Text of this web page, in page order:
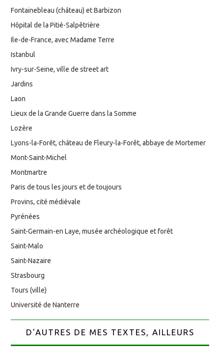
Fontainebleau (château) et Barbizon
Hôpital de la Pitié-Salpêtrière
Ile-de-France, avec Madame Terre
Istanbul
Ivry-sur-Seine, ville de street art
Jardins
Laon
Lieux de la Grande Guerre dans la Somme
Lozère
Lyons-la-Forêt, château de Fleury-la-Forêt, abbaye de Mortemer
Mont-Saint-Michel
Montmartre
Paris de tous les jours et de toujours
Provins, cité médiévale
Pyrénées
Saint-Germain-en Laye, musée archéologique et forêt
Saint-Malo
Saint-Nazaire
Strasbourg
Tours (ville)
Université de Nanterre
D'AUTRES DE MES TEXTES, AILLEURS